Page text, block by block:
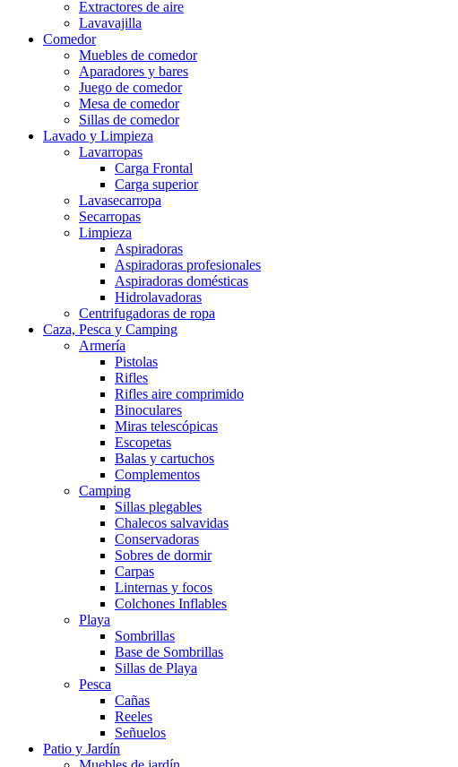
Extractores de aire
Lavavajilla
Comedor
Muebles de comedor
Aparadores y bares
Juego de comedor
Mesa de comedor
Sillas de comedor
Lavado y Limpieza
Lavarropas
Carga Frontal
Carga superior
Lavasecarropa
Secarropas
Limpieza
Aspiradoras
Aspiradoras profesionales
Aspiradoras domésticas
Hidrolavadoras
Centrifugadoras de ropa
Caza, Pesca y Camping
Armería
Pistolas
Rifles
Rifles aire comprimido
Binoculares
Miras telescópicas
Escopetas
Balas y cartuchos
Complementos
Camping
Sillas plegables
Chalecos salvavidas
Conservadoras
Sobres de dormir
Carpas
Linternas y focos
Colchones Inflables
Playa
Sombrillas
Base de Sombrillas
Sillas de Playa
Pesca
Cañas
Reeles
Señuelos
Patio y Jardín